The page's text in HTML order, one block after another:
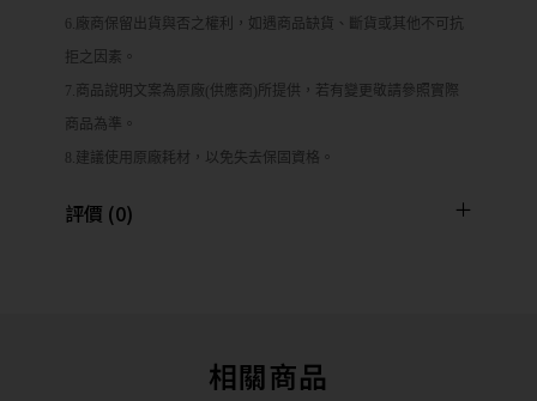
6.廠商保留出貨與否之權利，如遇商品缺貨、斷貨或其他不可抗
拒之因素。
7.商品說明文案為原廠(供應商)所提供，若有變更敬請參照實際
商品為準。
8.建議使用原廠耗材，以免失去保固資格。
評價 (0)
相關商品